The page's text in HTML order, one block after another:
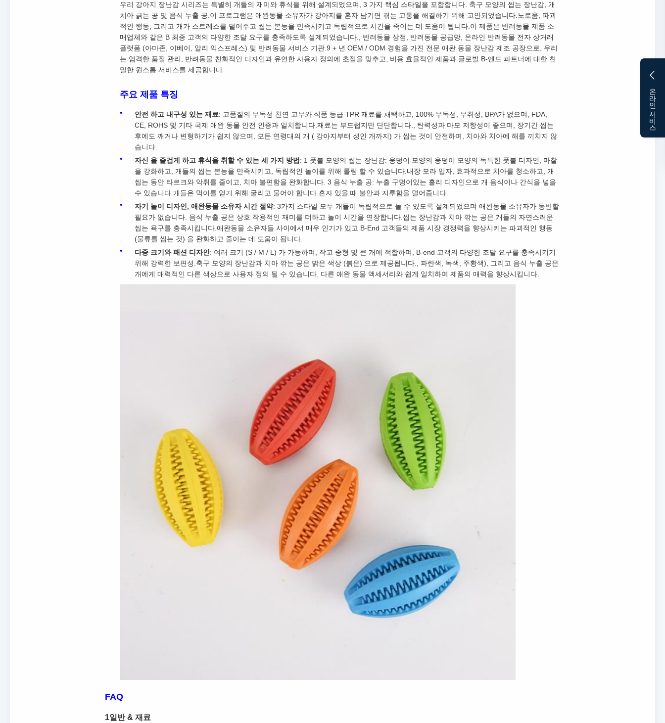
온라인 서비스
우리 강아지 장난감 시리즈는 특별히 개들의 재미와 휴식을 위해 설계되었으며, 3 가지 핵심 스타일을 포함합니다. 축구 모양의 씹는 장난감, 개
치아 긁는 공 및 음식 누출 공.이 프로그램은 애완동물 소유자가 강아지를 혼자 남기면 겪는 고통을 해결하기 위해 고안되었습니다.노로움, 파괴
적인 행동, 그리고 개가 스트레스를 덜어주고 씹는 본능을 만족시키고 독립적으로 시간을 죽이는 데 도움이 됩니다.이 제품은 반려동물 제품 소
매업체와 같은 B 최종 고객의 다양한 조달 요구를 충족하도록 설계되었습니다., 반려동물 상점, 반려동물 공급망, 온라인 반려동물 전자 상거래
플랫폼 (아마존, 이베이, 알리 익스프레스) 및 반려동물 서비스 기관.9 + 년 OEM / ODM 경험을 가진 전문 애완 동물 장난감 제조 공장으로, 우리
는 엄격한 품질 관리, 반려동물 친화적인 디자인과 유연한 사용자 정의에 초점을 맞추고, 비용 효율적인 제품과 글로벌 B-엔드 파트너에 대한 친
밀한 원스톱 서비스를 제공합니다.
주요 제품 특징
안전 하고 내구성 있는 재료: 고품질의 무독성 천연 고무와 식품 등급 TPR 재료를 채택하고, 100% 무독성, 무취성, BPA가 없으며, FDA,
CE, ROHS 및 기타 국제 애완 동물 안전 인증과 일치합니다.재료는 부드럽지만 단단합니다., 탄력성과 마모 저항성이 좋으며, 장기간 씹는
후에도 깨거나 변형하기가 쉽지 않으며, 모든 연령대의 개 ( 강아지부터 성인 개까지) 가 씹는 것이 안전하며, 치아와 치아에 해를 끼치지 않
습니다.
자신 을 즐겁게 하고 휴식을 취할 수 있는 세 가지 방법 : 1 풋볼 모양의 씹는 장난감: 웅덩이 모양의 웅덩이 모양의 독특한 풋볼 디자인, 마찰
을 강화하고, 개들의 씹는 본능을 만족시키고, 독립적인 놀이를 위해 롤링 할 수 있습니다.내장 모라 입자, 효과적으로 치아를 청소하고, 개
씹는 동안 타르크와 악취를 줄이고, 치아 불편함을 완화합니다. 3 음식 누출 공: 누출 구멍이있는 홀리 디자인으로 개 음식이나 간식을 넣을
수 있습니다.개들은 먹이를 얻기 위해 굴리고 물어야 합니다.혼자 있을 때 불안과 지루함을 덜어줍니다.
자기 놀이 디자인, 애완동물 소유자 시간 절약: 3가지 스타일 모두 개들이 독립적으로 놀 수 있도록 설계되었으며 애완동물 소유자가 동반할
필요가 없습니다. 음식 누출 공은 상호 작용적인 재미를 더하고 놀이 시간을 연장합니다.씹는 장난감과 치아 깎는 공은 개들의 자연스러운
씹는 욕구를 충족시킵니다.애완동물 소유자들 사이에서 매우 인기가 있고 B-End 고객들의 제품 시장 경쟁력을 향상시키는 파괴적인 행동
(물류를 씹는 것) 을 완화하고 줄이는 데 도움이 됩니다.
다중 크기와 패션 디자인 : 여러 크기 (S / M / L) 가 가능하며, 작고 중형 및 큰 개에 적합하며, B-end 고객의 다양한 조달 요구를 충족시키기
위해 강력한 보편성.축구 모양의 장난감과 치아 깎는 공은 밝은 색상 (붉은) 으로 제공됩니다., 파란색, 녹색, 주황색), 그리고 음식 누출 공은
개에게 매력적인 다른 색상으로 사용자 정의 될 수 있습니다. 다른 애완 동물 액세서리와 쉽게 일치하여 제품의 매력을 향상시킵니다.
FAQ
1일반 & 재료